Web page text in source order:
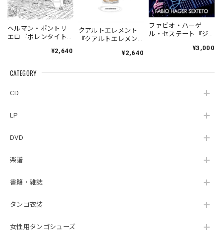
CATEGORY
CD
LP
DVD
楽譜
書籍・雑誌
タンゴ衣装
女性用タンゴシューズ
ヘルマン・ポントリ
エロ『ポレンタイト
Pontoriero『POLENT
la Ribera』
¥2,640
クアルトエレメント
『クアルトエレメン
Cuartoelemento『Cu
（007RECORDS-27）
¥2,640
ファビオ・ハーゲ
ル・セステート『ジ
¥3,000